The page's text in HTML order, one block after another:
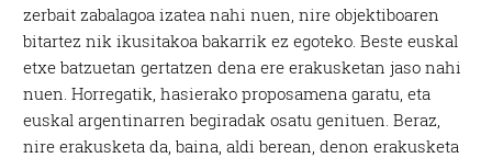
zerbait zabalagoa izatea nahi nuen, nire objektiboaren
bitartez nik ikusitakoa bakarrik ez egoteko. Beste euskal
etxe batzuetan gertatzen dena ere erakusketan jaso nahi
nuen. Horregatik, hasierako proposamena garatu, eta
euskal argentinarren begiradak osatu genituen. Beraz,
nire erakusketa da, baina, aldi berean, denon erakusketa